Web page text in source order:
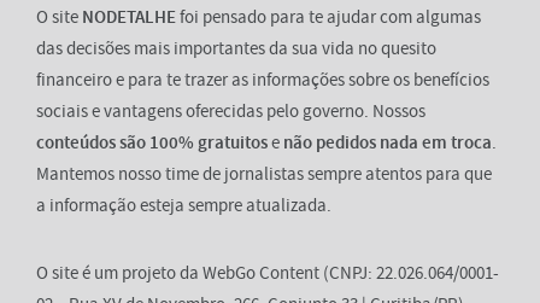
O site NODETALHEfoi pensado para te ajudar com algumas
das decisões mais importantes da sua vida no quesito
financeiro e para te trazer as informações sobre os benefícios
sociais e vantagens oferecidas pelo governo. Nossos
conteúdos são 100% gratuitose não pedidos nada em troca.
Mantemos nosso time de jornalistas sempre atentos para que
a informação esteja sempre atualizada.
O site é um projeto da WebGo Content (CNPJ: 22.026.064/0001-